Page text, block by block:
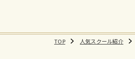
TOP 人気スクール紹介